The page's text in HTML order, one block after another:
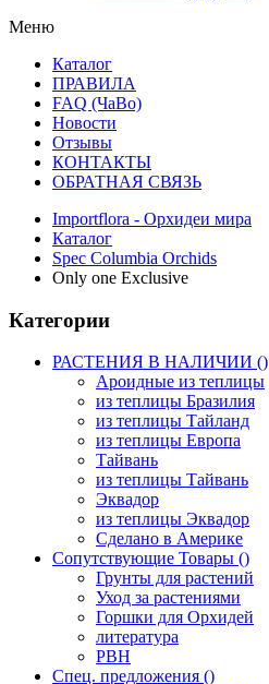
Меню
Каталог
ПРАВИЛА
FAQ (ЧаВо)
Новости
Отзывы
КОНТАКТЫ
ОБРАТНАЯ СВЯЗЬ
Importflora - Орхидеи мира
Каталог
Spec Columbia Orchids
Only one Exclusive
Категории
РАСТЕНИЯ В НАЛИЧИИ ()
Ароидные из теплицы
из теплицы Бразилия
из теплицы Тайланд
из теплицы Европа
Тайвань
из теплицы Тайвань
Эквадор
из теплицы Эквадор
Сделано в Америке
Сопутствующие Товары ()
Грунты для растений
Уход за растениями
Горшки для Орхидей
литература
РВН
Спец. предложения ()